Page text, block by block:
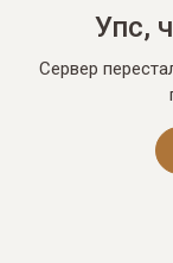
Упс,
Сервер